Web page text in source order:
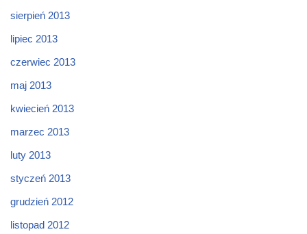
sierpień 2013
lipiec 2013
czerwiec 2013
maj 2013
kwiecień 2013
marzec 2013
luty 2013
styczeń 2013
grudzień 2012
listopad 2012